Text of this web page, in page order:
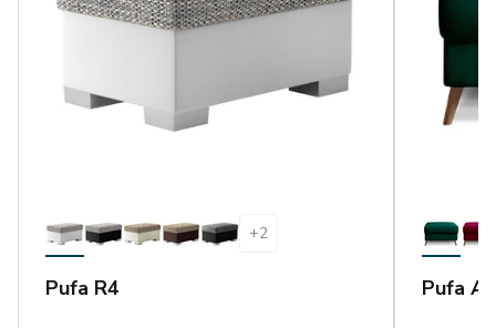
+2
Pufa R4 Pufa